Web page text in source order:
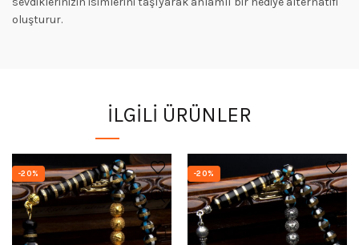
oluşturur.
İLGILI ÜRÜNLER
-20% -20%